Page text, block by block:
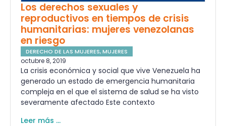
Los derechos sexuales y
reproductivos en tiempos de crisis
humanitarias: mujeres venezolanas
en riesgo
DERECHO DE LAS MUJERES,MUJERES
octubre 8, 2019
La crisis económica y social que vive Venezuela ha
generado un estado de emergencia humanitaria
compleja en el que el sistema de salud se ha visto
severamente afectado Este contexto
Leer más ...